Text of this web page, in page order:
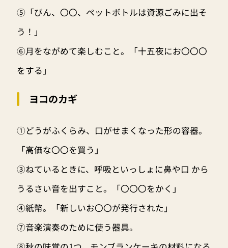
⑤「びん、〇〇、ペットボトルは資源ごみに出そ
う！」
⑥月をながめて楽しむこと。「十五夜にお〇〇〇
をする」
ヨコのカギ
①どうがふくらみ、口がせまくなった形の容器。
「高価な〇〇を買う」
③ねているときに、呼吸といっしょに鼻や口 から
うるさい音を出すこと。「〇〇〇をかく」
④紙幣。「新しいお〇〇が発行された」
⑦音楽演奏のために使う器具。